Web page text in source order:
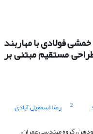
فولادی با مهاربند
مستقیم مبتنی بر
2 رضا اسمعیل آبادی